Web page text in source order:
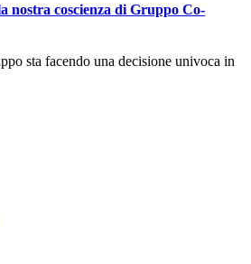
nostra coscienza di Gruppo Co-
sta facendo una decisione univoca in